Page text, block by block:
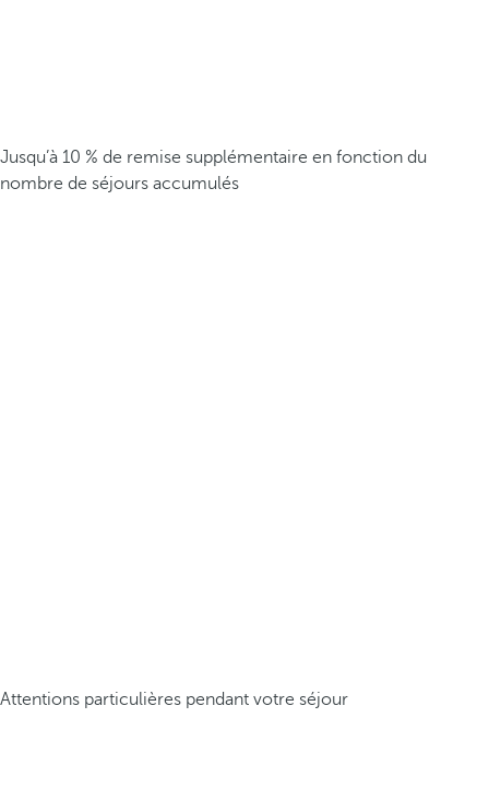
Jusqu’à 10 % de remise supplémentaire en fonction du
nombre de séjours accumulés
Attentions particulières pendant votre séjour